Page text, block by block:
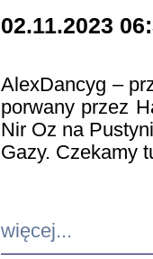
02.11.2023
AlexDancyg –
porwany przez
Nir Oz na
Gazy. Czekamy
więcej...